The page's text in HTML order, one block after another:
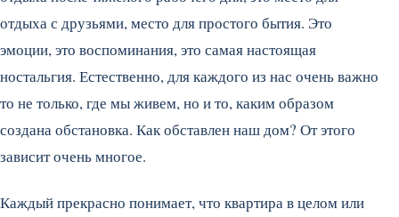
отдыха с друзьями, место для простого бытия. Это
эмоции, это воспоминания, это самая настоящая
ностальгия. Естественно, для каждого из нас очень важно
то не только, где мы живем, но и то, каким образом
создана обстановка. Как обставлен наш дом? От этого
зависит очень многое.
Каждый прекрасно понимает, что квартира в целом или